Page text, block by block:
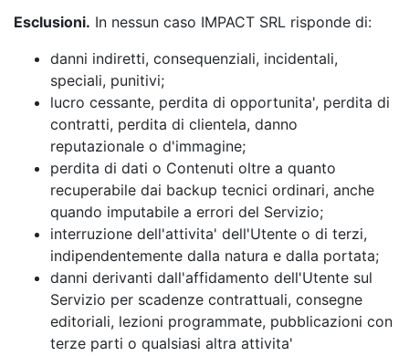
Esclusioni. In nessun caso IMPACT SRL risponde di:
danni indiretti, consequenziali, incidentali,
speciali, punitivi;
lucro cessante, perdita di opportunita', perdita di
contratti, perdita di clientela, danno
reputazionale o d'immagine;
perdita di dati o Contenuti oltre a quanto
recuperabile dai backup tecnici ordinari, anche
quando imputabile a errori del Servizio;
interruzione dell'attivita' dell'Utente o di terzi,
indipendentemente dalla natura e dalla portata;
danni derivanti dall'affidamento dell'Utente sul
Servizio per scadenze contrattuali, consegne
editoriali, lezioni programmate, pubblicazioni con
terze parti o qualsiasi altra attivita'